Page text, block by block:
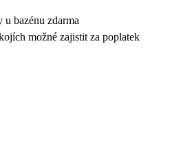
u bazénu zdarma
možné zajistit za poplatek